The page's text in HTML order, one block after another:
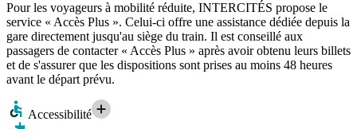
Pour les voyageurs à mobilité réduite, INTERCITÉS propose le
service « Accès Plus ». Celui-ci offre une assistance dédiée depuis la
gare directement jusqu'au siège du train. Il est conseillé aux
passagers de contacter « Accès Plus » après avoir obtenu leurs billets
et de s'assurer que les dispositions sont prises au moins 48 heures
avant le départ prévu.
Accessibilité